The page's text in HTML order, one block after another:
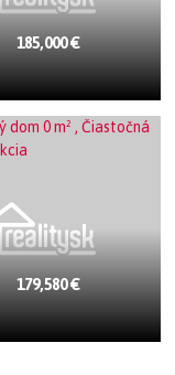
185,000 €
179,580 €